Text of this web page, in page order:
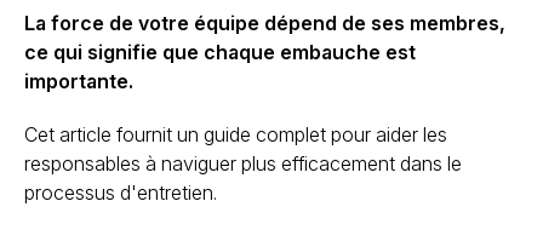
La force de votre équipe dépend de ses membres,
ce qui signifie que chaque embauche est
importante.
Cet article fournit un guide complet pour aider les
responsables à naviguer plus efficacement dans le
processus d'entretien.